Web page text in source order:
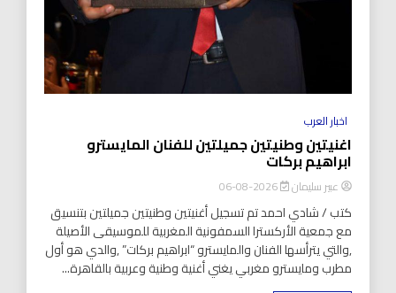
اخبار العرب
اغنيتين وطنيتين جميلتين للفنان المايسترو
ابراهيم بركات
عبير سليمان 2026-08-06
كتب / شادي احمد تم تسجيل أغنيتين وطنيتين جميلتين بتنسيق
مع جمعية الأركسترا السمفونية المغربية للموسيقى الأصيلة
,والتي يترأسها الفنان والمايسترو “ابراهيم بركات” ,والدي هو أول
مطرب ومايسترو مغربي يغني أغنية وطنية وعربية بالقاهرة...